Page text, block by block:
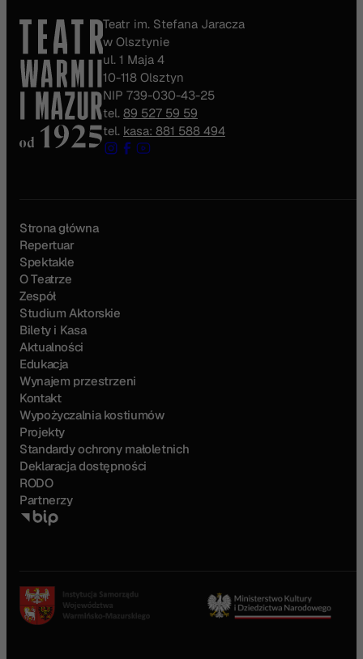
Teatr im. Stefana Jaracza
w Olsztynie
ul. 1 Maja 4
10-118 Olsztyn
NIP 739-030-43-25
tel. 89 527 59 59
tel. kasa: 881 588 494
Strona główna
Repertuar
Spektakle
O Teatrze
Zespół
Studium Aktorskie
Bilety i Kasa
Aktualności
Edukacja
Wynajem przestrzeni
Kontakt
Wypożyczalnia kostiumów
Projekty
Standardy ochrony małoletnich
Deklaracja dostępności
RODO
Partnerzy